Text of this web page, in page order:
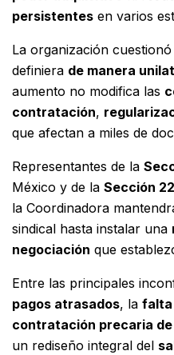
persistentes en varios
La organización
definiera de manera
aumento no modifica las
contratación,
que afectan a miles de
Representantes de la
México y de la Sección 22
la Coordinadora
sindical hasta instalar una
negociación que
Entre las principales
pagos atrasados, la falta
contratación precaria
un rediseño integral del